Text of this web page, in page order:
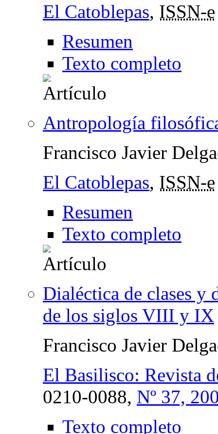
El Catoblepas, ISSN-e
Resumen
Texto completo
Antropología
Francisco Javier
El Catoblepas, ISSN-e
Resumen
Texto completo
Dialéctica de clases y
de los siglos VIII y IX
Francisco Javier
El Basilisco: Revista
0210-0088, Nº 37,
Texto completo